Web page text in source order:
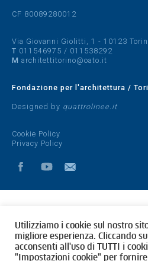
CF 80089280012
Via Giovanni Giolitti, 1 - 10123
T 011546975 / 011538292
M architettitorino@oato.it
Fondazione per l'architettura /
Designed by quattrolinee.it
Cookie Policy
Privacy Policy
Utilizziamo i cookie sul nostro
migliore esperienza. Cliccando
acconsenti all'uso di TUTTI i
"Impostazioni cookie" per